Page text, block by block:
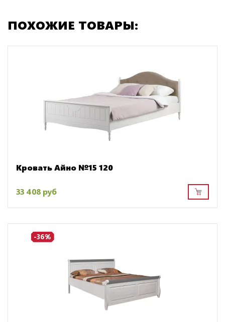
ПОХОЖИЕ ТОВАРЫ:
Кровать Айно №15 120
33 408 руб
-36%